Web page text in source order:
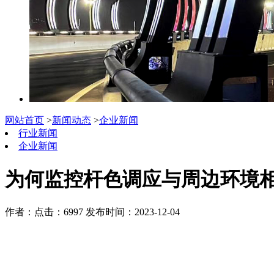
网站首页 >新闻动态 >企业新闻
行业新闻
企业新闻
为何监控杆色调应与周边环境
作者： 点击：6997 发布时间：2023-12-04